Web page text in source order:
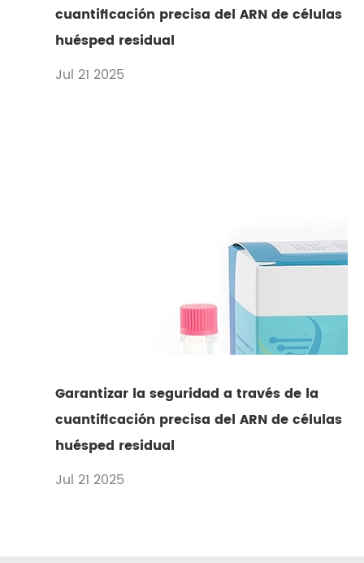
cuantificación precisa del ARN de células
huésped residual
Jul 21 2025
Garantizar la seguridad a través de la
cuantificación precisa del ARN de células
huésped residual
Jul 21 2025